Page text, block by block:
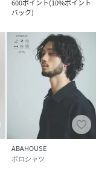
600ポイント(10%ポイント
バック)
ABAHOUSE
ポロシャツ